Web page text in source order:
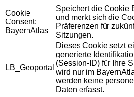
Cookie
Consent:
BayernAtlas
Speichert die Cookie
und merkt sich die
Präferenzen für
Sitzungen.
LB_Geoportal
Dieses Cookie setzt
generierte
(Session-ID) für Ihre
wird nur im
werden keine
Daten erfasst.